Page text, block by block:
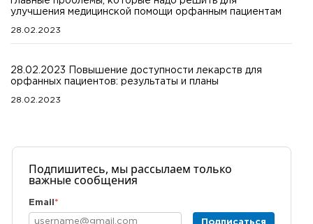
улучшения медицинской помощи орфанным пациентам
28.02.2023
28.02.2023 Повышение доступности лекарств для
орфанных пациентов: результаты и планы
28.02.2023
Подпишитесь, мы рассылаем только
важные сообщения
Email *
Подписаться